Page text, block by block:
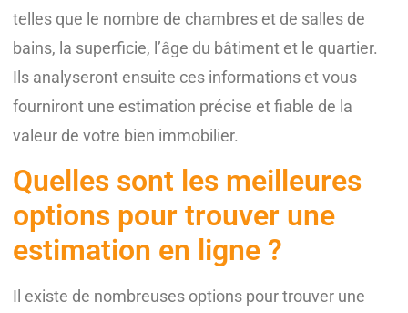
telles que le nombre de chambres et de salles de
bains, la superficie, l’âge du bâtiment et le quartier.
Ils analyseront ensuite ces informations et vous
fourniront une estimation précise et fiable de la
valeur de votre bien immobilier.
Quelles sont les meilleures
options pour trouver une
estimation en ligne ?
Il existe de nombreuses options pour trouver une